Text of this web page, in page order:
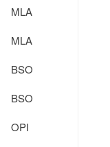
MLA
MLA
BSO
BSO
OPI